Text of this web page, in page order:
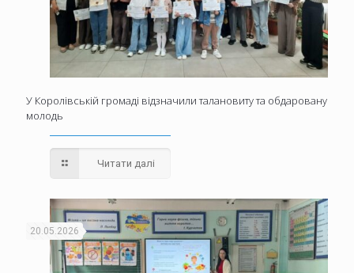
У Королівській громаді відзначили талановиту та обдаровану
молодь
Читати далі
20.05.2026